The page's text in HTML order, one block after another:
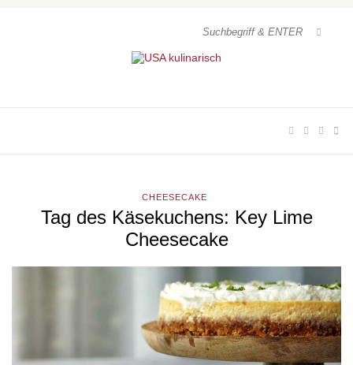
CHEESECAKE
Tag des Käsekuchens: Key Lime
Cheesecake